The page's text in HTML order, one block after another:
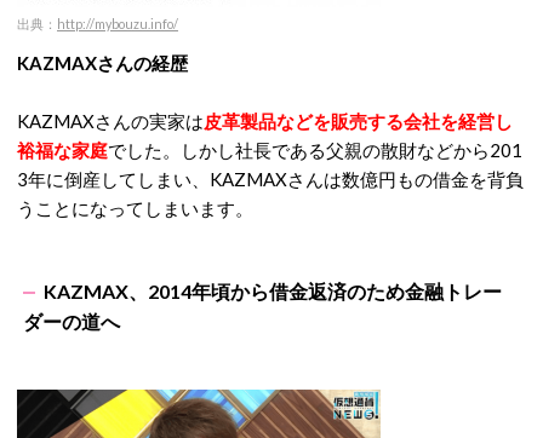
出典： http://mybouzu.info/
KAZMAXさんの経歴
KAZMAXさんの実家は皮革製品などを販売する会社を経営し
裕福な家庭でした。しかし社長である父親の散財などから201
3年に倒産してしまい、KAZMAXさんは数億円もの借金を背負
うことになってしまいます。
KAZMAX、2014年頃から借金返済のため金融トレー
ダーの道へ